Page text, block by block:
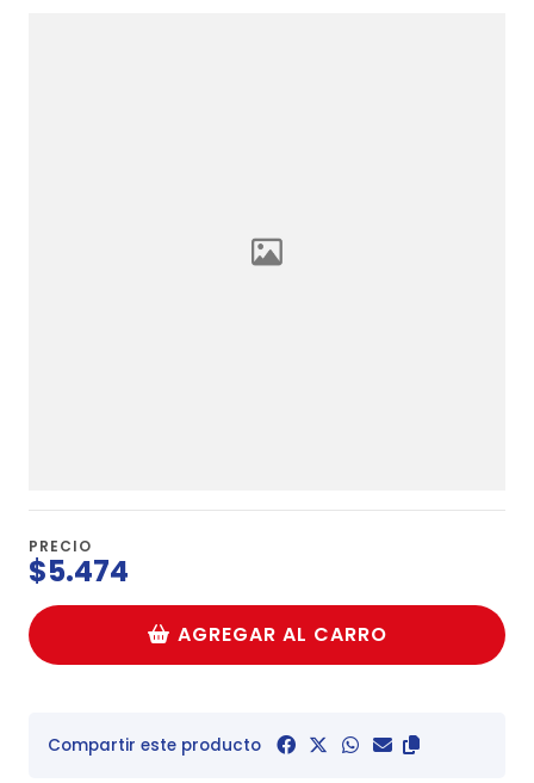
PRECIO
$5.474
AGREGAR AL CARRO
Compartir este producto